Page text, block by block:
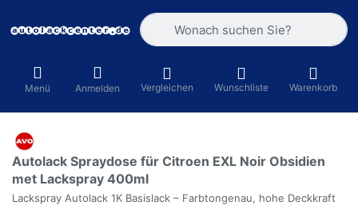
Geben Sie einen Suchbegriff ein.
Menü Anmelden Vergleichen Wunschliste Warenkorb
Autolack Spraydose für Citroen EXL Noir Obsidien
met Lackspray 400ml
Lackspray Autolack 1K Basislack – Farbtongenau, hohe Deckkraft